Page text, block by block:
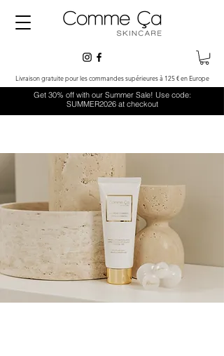
Livraison gratuite pour les commandes supérieures à 125 € en Europe
Get 30% off with our Summer Sale! Use code:
SUMMER2026 at checkout